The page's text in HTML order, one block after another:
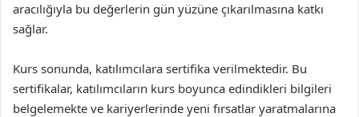
aracılığıyla bu değerlerin gün yüzüne çıkarılmasına katkı
sağlar.
Kurs sonunda, katılımcılara sertifika verilmektedir. Bu
sertifikalar, katılımcıların kurs boyunca edindikleri bilgileri
belgelemekte ve kariyerlerinde yeni fırsatlar yaratmalarına